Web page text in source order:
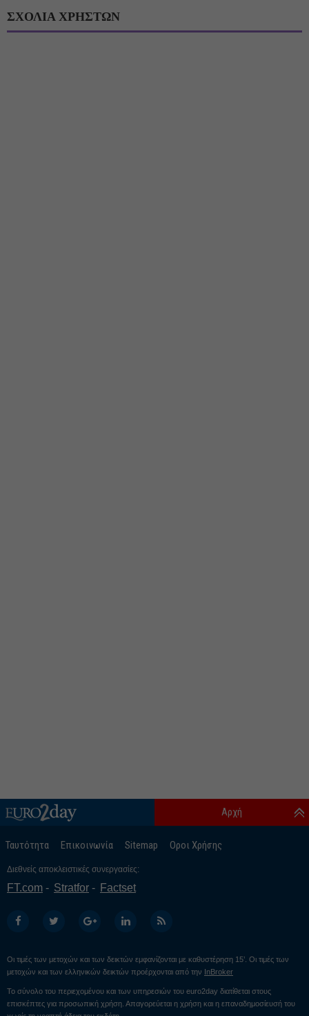
ΣΧΟΛΙΑ ΧΡΗΣΤΩΝ
Ταυτότητα Επικοινωνία Sitemap Οροι Χρήσης
Αρχή
Διεθνείς αποκλειστικές συνεργασίες:
FT.com Stratfor Factset
Οι τιμές των μετοχών και των δεικτών εμφανίζονται με καθυστέρηση 15’. Οι τιμές των
μετοχών και των ελληνικών δεικτών προέρχονται από την InBroker
Το σύνολο του περιεχομένου και των υπηρεσιών του euro2day διατίθεται στους
επισκέπτες για προσωπική χρήση. Απαγορεύεται η χρήση και η επαναδημοσίευσή του